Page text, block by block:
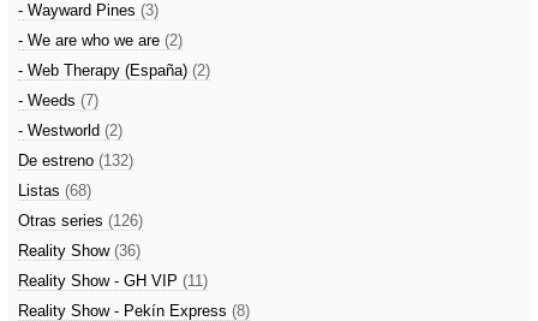
- Wayward Pines (3)
- We are who we are (2)
- Web Therapy (España) (2)
- Weeds (7)
- Westworld (2)
De estreno (132)
Listas (68)
Otras series (126)
Reality Show (36)
Reality Show - GH VIP (11)
Reality Show - Pekín Express (8)